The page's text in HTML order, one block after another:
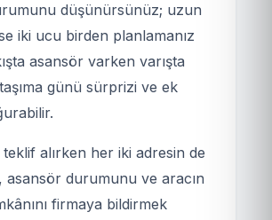
düşünürsünüz; uzun
iki ucu birden planlamanız
asansör varken varışta
günü sürprizi ve ek
alırken her iki adresin de
asansör durumunu ve aracın
firmaya bildirmek